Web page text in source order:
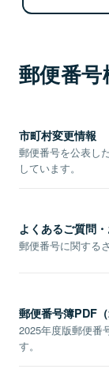
郵便番
市町村変更情報
郵便番号を公表し
しています。
よくあるご質問
郵便番号に関する
郵便番号簿PDF（
2025年度版郵便番
す。